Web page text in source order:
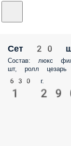
Сет 20
Состав: люкс
шт, ролл
630 г.
1